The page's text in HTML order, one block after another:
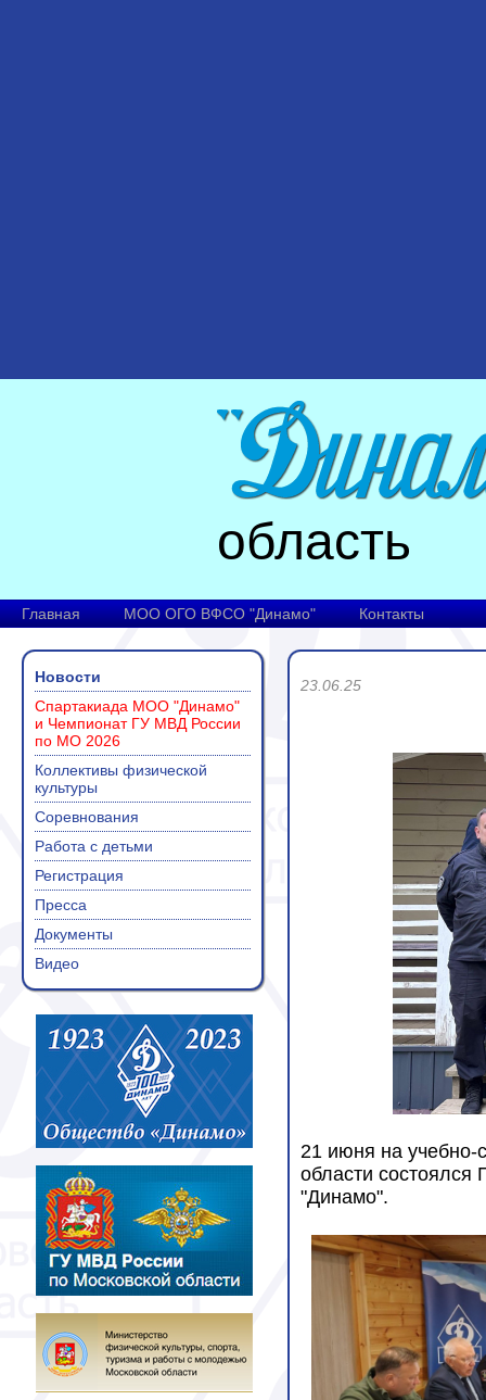
область
Главная МОО ОГО ВФСО "Динамо" Контакты
Новости
Спартакиада МОО "Динамо"
и Чемпионат ГУ МВД России
по МО 2026
Коллективы физической
культуры
Соревнования
Работа с детьми
Регистрация
Пресса
Документы
Видео
23.06.25
21 июня на учебно-
области состоялся
"Динамо".